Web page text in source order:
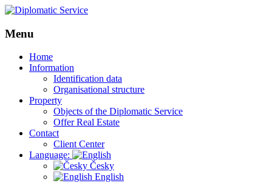
Menu
Skip
Home
Information
Identification data
Organisational structure
Property
Objects of the Diplomatic Service
Offer Real Estate
Contact
Client Center
Language:
Česky
English